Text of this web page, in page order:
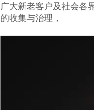
广大新老客户及社会各
的收集与治理，